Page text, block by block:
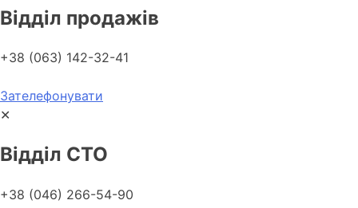
Відділ продажів
+38 (063) 142-32-41
Зателефонувати
✕
Відділ СТО
+38 (046) 266-54-90